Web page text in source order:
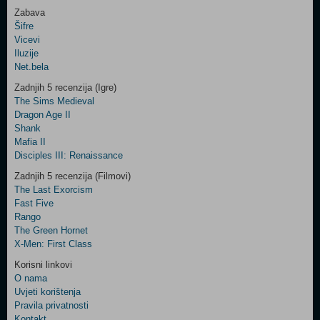
Control
Two
Newsletter
Control
Field
Three
Zabava
Šifre
Vicevi
Iluzije
Net.bela
Zadnjih 5 recenzija (Igre)
The Sims Medieval
Dragon Age II
Shank
Mafia II
Disciples III: Renaissance
Zadnjih 5 recenzija (Filmovi)
The Last Exorcism
Fast Five
Rango
The Green Hornet
X-Men: First Class
Korisni linkovi
O nama
Uvjeti korištenja
Pravila privatnosti